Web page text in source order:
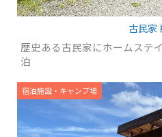
古民家
歴史ある古民家にホームステ
泊
宿泊施設・キャンプ場